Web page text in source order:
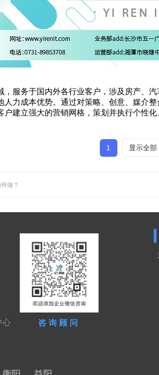
服务于国内外各行业客户，涉及房产、
力成本优势。通过对策略、创意、媒介
建立强大的营销网格，策划并执行个性化
1 显示全部
做？
心
咨询顾问